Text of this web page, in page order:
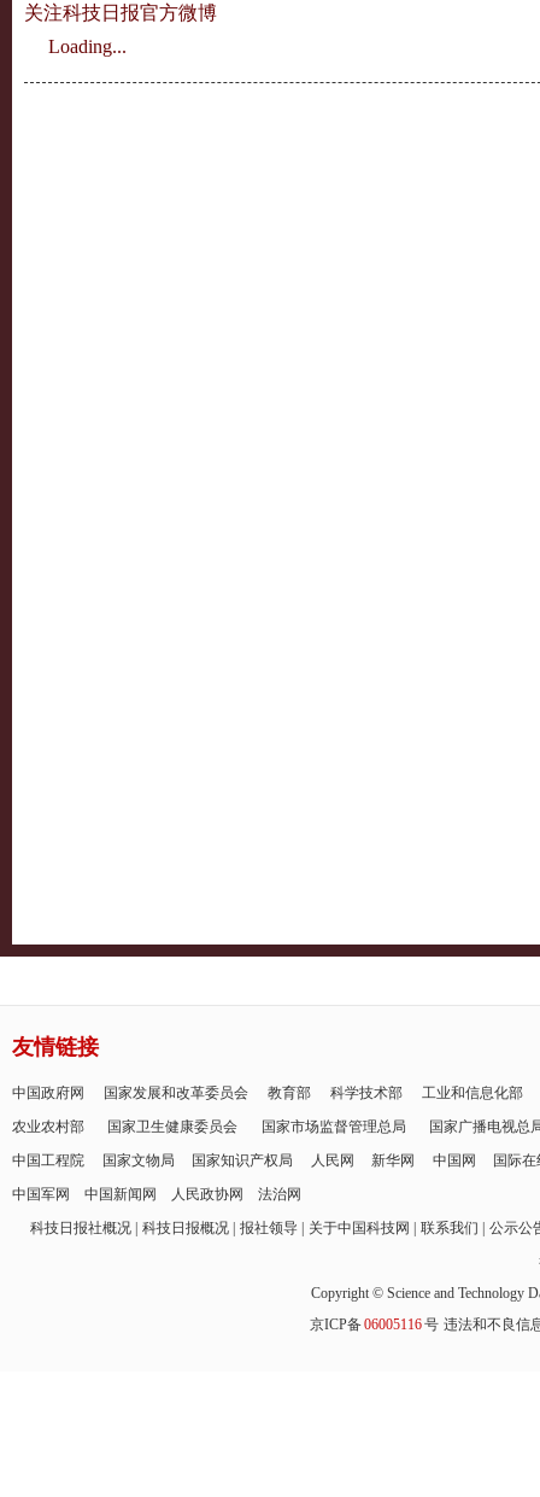
关注科技日报官方微博
Loading...
友情链接
中国政府网 国家发展和改革委员会 教育部 科学技术部
工业和信息化部
农业农村部
国家卫生健康委员会 国家市场监督管理总局
国家广播电视总
中国工程院
国家文物局 国家知识产权局 人民网 新华网 中国网
国际在
中国军网
中国新闻网 人民政协网
法治网
科技日报社概况
科技日报概况 报社领导 关于中国科技网 联系我们
公示公
Copyright © Science and Technology
京ICP备06005116号 违法和不良信